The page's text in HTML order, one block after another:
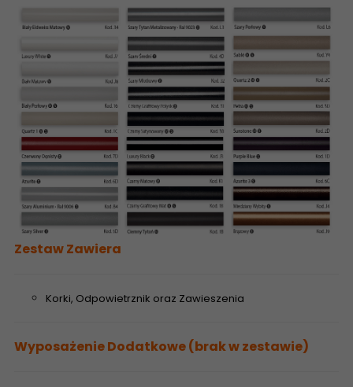
Zestaw Zawiera
Korki, Odpowietrznik oraz Zawieszenia
Wyposażenie Dodatkowe (brak w zestawie)